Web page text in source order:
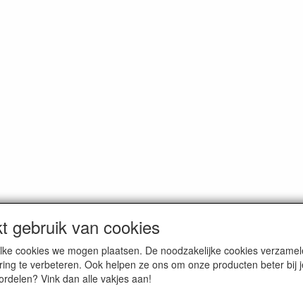
prijzen zijn inclusief BTW en exclusiefverzendkosten, tenzij
gebruik van cookies
cookies we mogen plaatsen. De noodzakelijke cookies
te verbeteren. Ook helpen ze ons om onze producten beter
Vink dan alle vakjes aan!